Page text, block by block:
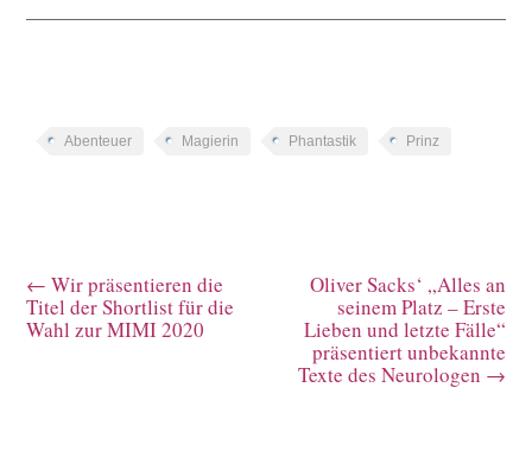
Abenteuer Magierin Phantastik Prinz
←Wir präsentieren die
Titel der Shortlist für die
Wahl zur MIMI 2020
Oliver Sacks‘ „Alles an
seinem Platz – Erste
Lieben und letzte Fälle“
präsentiert unbekannte
Texte des Neurologen →